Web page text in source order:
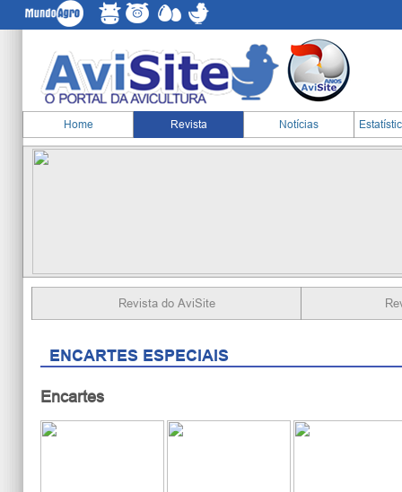
Home Revista Notícias
Revista do AviSite
ENCARTES ESPECIAIS
Encartes